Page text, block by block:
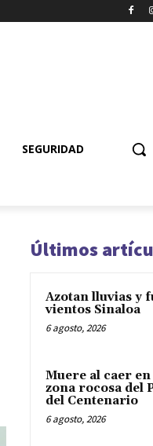
SEGURIDAD
Últimos
Azotan lluvias y
vientos Sinaloa
6 agosto, 2026
Muere al caer en
zona rocosa del
del Centenario
6 agosto, 2026